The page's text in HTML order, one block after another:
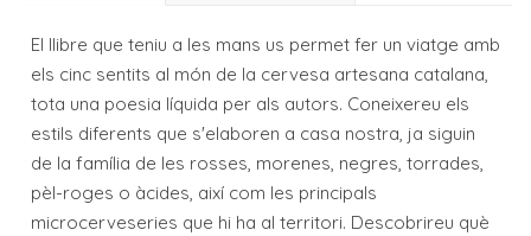
El llibre que teniu a les mans us permet fer un viatge amb
els cinc sentits al món de la cervesa artesana catalana,
tota una poesia líquida per als autors. Coneixereu els
estils diferents que s'elaboren a casa nostra, ja siguin
de la família de les rosses, morenes, negres, torrades,
pèl-roges o àcides, així com les principals
microcerveseries que hi ha al territori. Descobrireu què